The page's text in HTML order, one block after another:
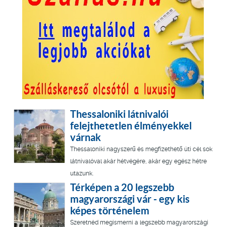
Thessaloniki látnivalói
felejthetetlen élményekkel
várnak
Thessaloniki nagyszerű és megfizethető úti cél sok
látnivalóval akár hétvégére, akár egy egész hétre
utazunk.
Térképen a 20 legszebb
magyarországi vár - egy kis
képes történelem
Szeretnéd megismerni a legszebb magyarországi